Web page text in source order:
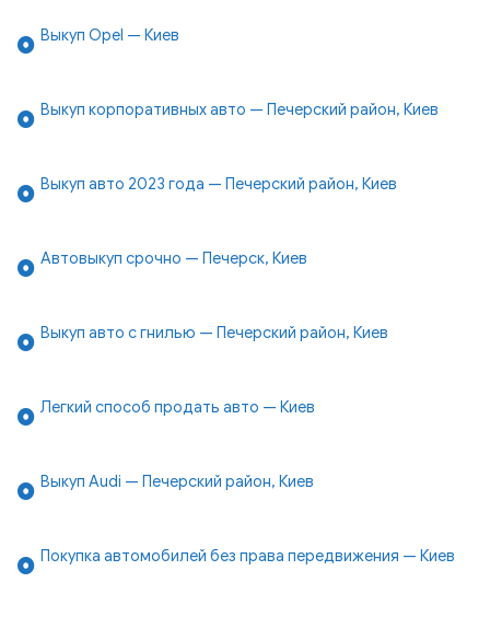
Выкуп Opel — Киев
Выкуп корпоративных авто — Печерский район, Киев
Выкуп авто 2023 года — Печерский район, Киев
Автовыкуп срочно — Печерск, Киев
Выкуп авто с гнилью — Печерский район, Киев
Легкий способ продать авто — Киев
Выкуп Audi — Печерский район, Киев
Покупка автомобилей без права передвижения — Киев